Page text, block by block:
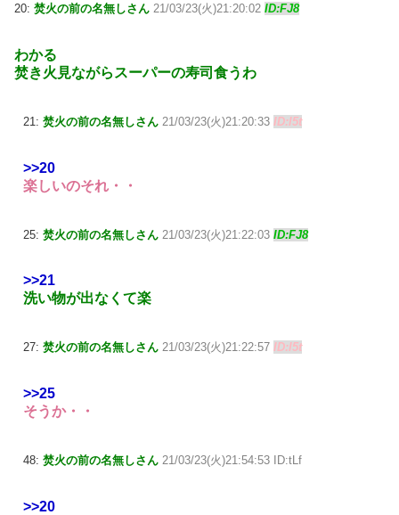
20: 焚火の前の名無しさん 21/03/23(火)21:20:02 ID:FJ8
わかる
焚き火見ながらスーパーの寿司食うわ
21: 焚火の前の名無しさん 21/03/23(火)21:20:33 ID:l5t
>>20
楽しいのそれ・・
25: 焚火の前の名無しさん 21/03/23(火)21:22:03 ID:FJ8
>>21
洗い物が出なくて楽
27: 焚火の前の名無しさん 21/03/23(火)21:22:57 ID:l5t
>>25
そうか・・
48: 焚火の前の名無しさん 21/03/23(火)21:54:53 ID:tLf
>>20